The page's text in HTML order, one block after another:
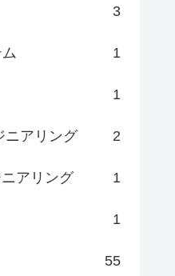
3
1
1
ニアリング 2
アリング 1
1
55